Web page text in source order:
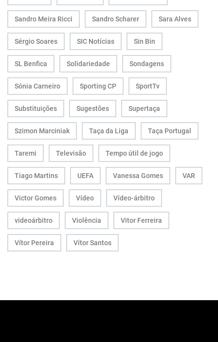
Sandro Meira Ricci Sandro Scharer Sara Alves
Sérgio Soares SIC Notícias Sin Bin
SL Benfica Solidariedade Sondagens
Sónia Carneiro Sporting CP SportTv
Substituições Sugestões Supertaça
Szimon Marciniak Taça da Liga Taça Portugal
Taremi Televisão Tempo útil de jogo
Tiago Martins UEFA Vanessa Gomes VAR
Victor Gomes Vídeo Vídeo-árbitro
videoárbitro Violência Vitor Ferreira
Vítor Pereira Vítor Santos